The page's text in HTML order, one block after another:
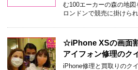
む100エーカーの森の地
ロンドンで競売に掛けら
☆iPhone XSの画面
アイフォン修理のク
iPhone修理と買取りのク